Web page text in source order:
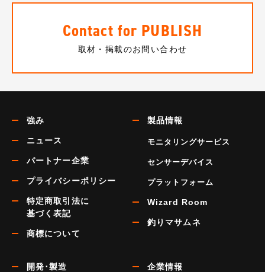
Contact for PUBLISH
取材・掲載のお問い合わせ
強み
ニュース
パートナー企業
プライバシーポリシー
特定商取引法に
基づく表記
商標について
製品情報
モニタリングサービス
センサーデバイス
プラットフォーム
Wizard Room
釣りマサムネ
開発･製造 企業情報